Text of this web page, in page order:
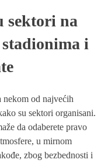
sektori na
i
nekom od najvećih
su sektori organisani.
da odaberete pravo
u mirnom
zbog bezbednosti i